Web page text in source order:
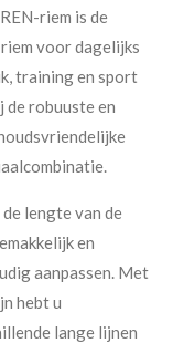
riem is de
voor dagelijks
training en sport
de robuuste en
de lengte van de
en
aanpassen. Met
hebt u
lange lijnen